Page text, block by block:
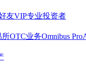
友VIP专业投资者
所OTC业务Omnibus Pro